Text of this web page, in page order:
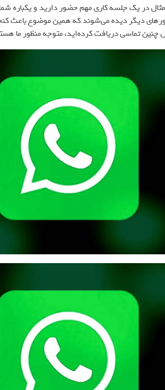
در یک جلسه کاری مهم حضور دارید و یکباره
دیگر دیده می‌شوند که همین موضوع باعث
تماسی دریافت کرده‌اید، متوجه منظور ما